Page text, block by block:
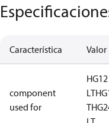
Característica Valor
component
used for
LT
T